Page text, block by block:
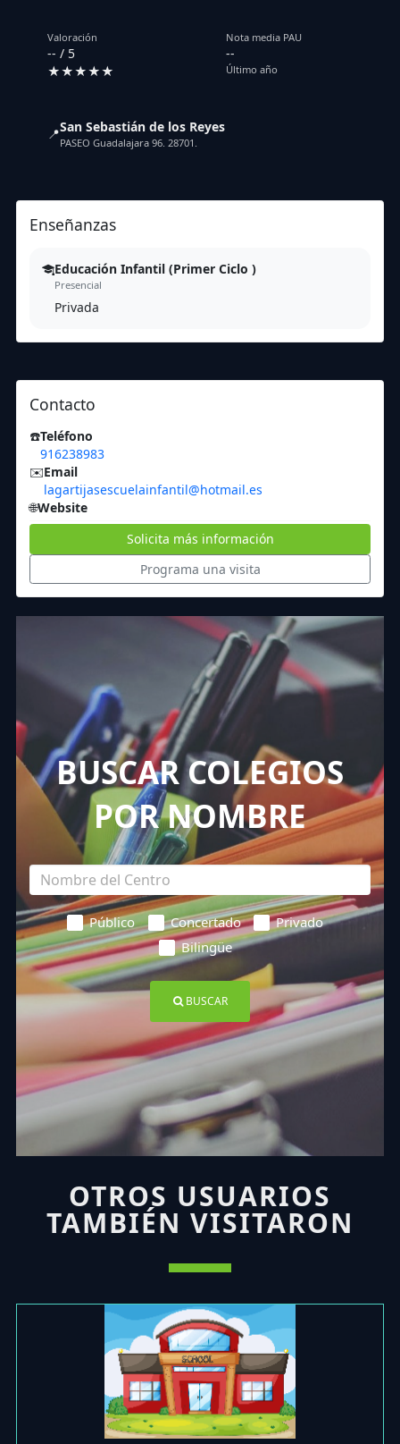
Valoración
-- / 5
★★★★★
Nota media PAU
--
Último año
📍San Sebastián de los Reyes
PASEO Guadalajara 96. 28701.
Enseñanzas
Educación Infantil (Primer Ciclo )
Presencial
Privada
Contacto
☎️Teléfono
916238983
✉️Email
lagartijasescuelainfantil@hotmail.es
🌐Website
Solicita más información
Programa una visita
BUSCAR COLEGIOS
POR NOMBRE
Público Concertado
Privado
Bilingüe
BUSCAR
OTROS USUARIOS
TAMBIÉN VISITARON